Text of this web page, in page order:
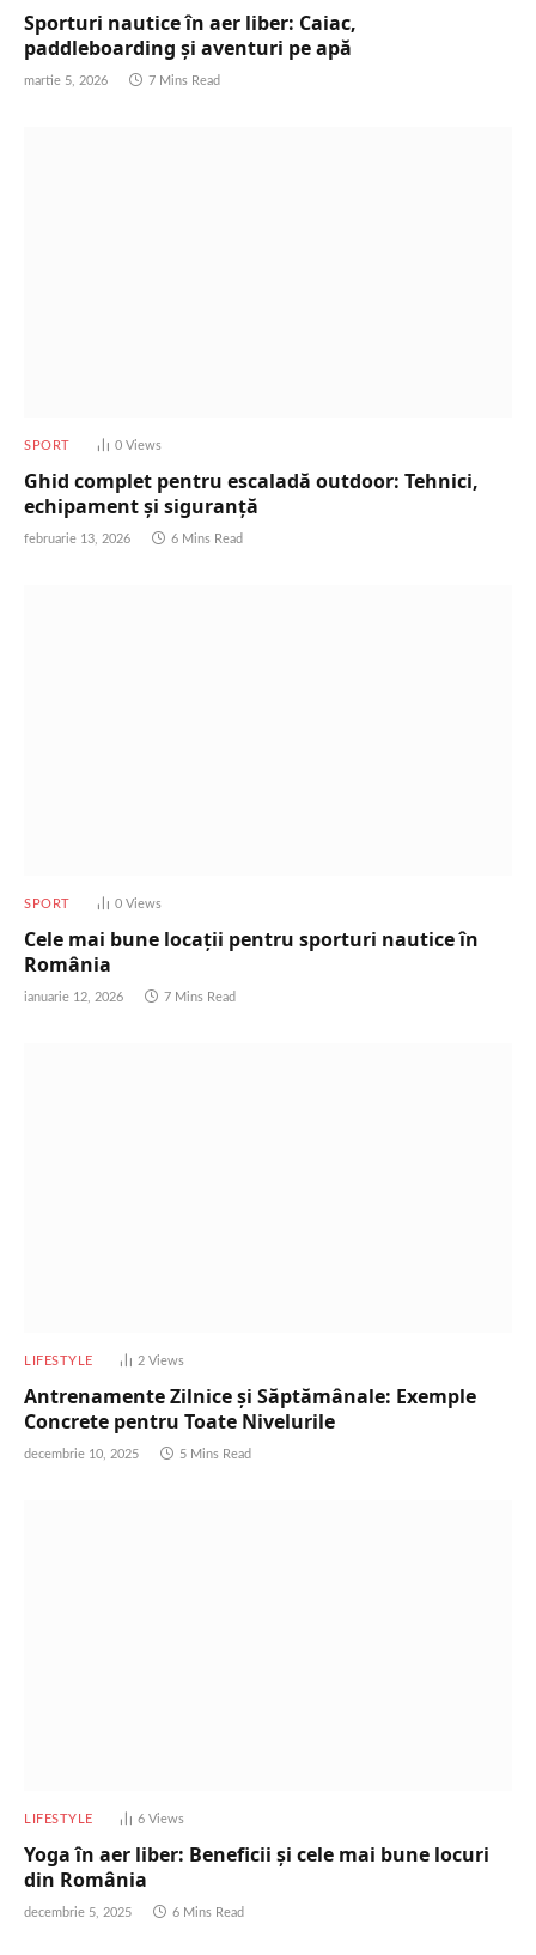
Sporturi nautice în aer liber: Caiac,
paddleboarding și aventuri pe apă
martie 5, 2026 7 Mins Read
SPORT 0 Views
Ghid complet pentru escaladă outdoor: Tehnici,
echipament și siguranță
februarie 13, 2026 6 Mins Read
SPORT 0 Views
Cele mai bune locații pentru sporturi nautice în
România
ianuarie 12, 2026 7 Mins Read
LIFESTYLE 2 Views
Antrenamente Zilnice și Săptămânale: Exemple
Concrete pentru Toate Nivelurile
decembrie 10, 2025 5 Mins Read
LIFESTYLE 6 Views
Yoga în aer liber: Beneficii și cele mai bune locuri
din România
decembrie 5, 2025 6 Mins Read